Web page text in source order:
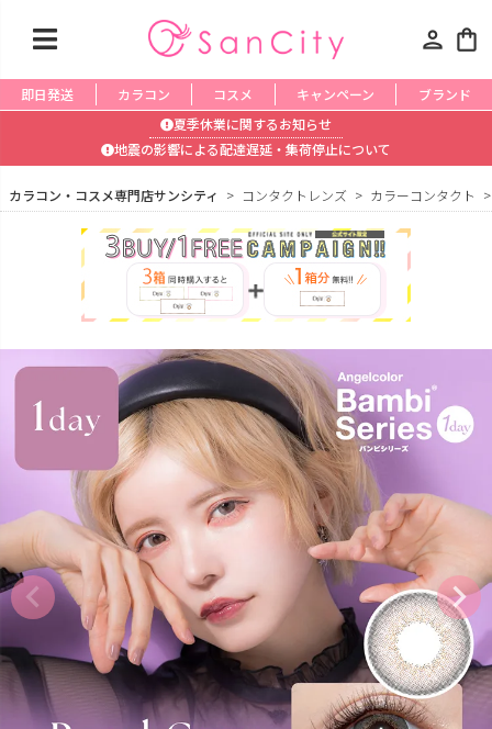
person shopping_bag
即日発送 カラコン コスメ キャンペーン
ブランド
夏季休業に関するお知らせ
地震の影響による配達遅延・集荷停止について
カラコン・コスメ専門店サンシティ コンタクトレンズ カラーコンタクト